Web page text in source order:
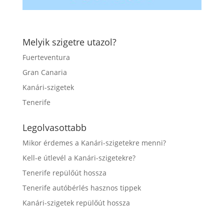
Melyik szigetre utazol?
Fuerteventura
Gran Canaria
Kanári-szigetek
Tenerife
Legolvasottabb
Mikor érdemes a Kanári-szigetekre menni?
Kell-e útlevél a Kanári-szigetekre?
Tenerife repülőút hossza
Tenerife autóbérlés hasznos tippek
Kanári-szigetek repülőút hossza